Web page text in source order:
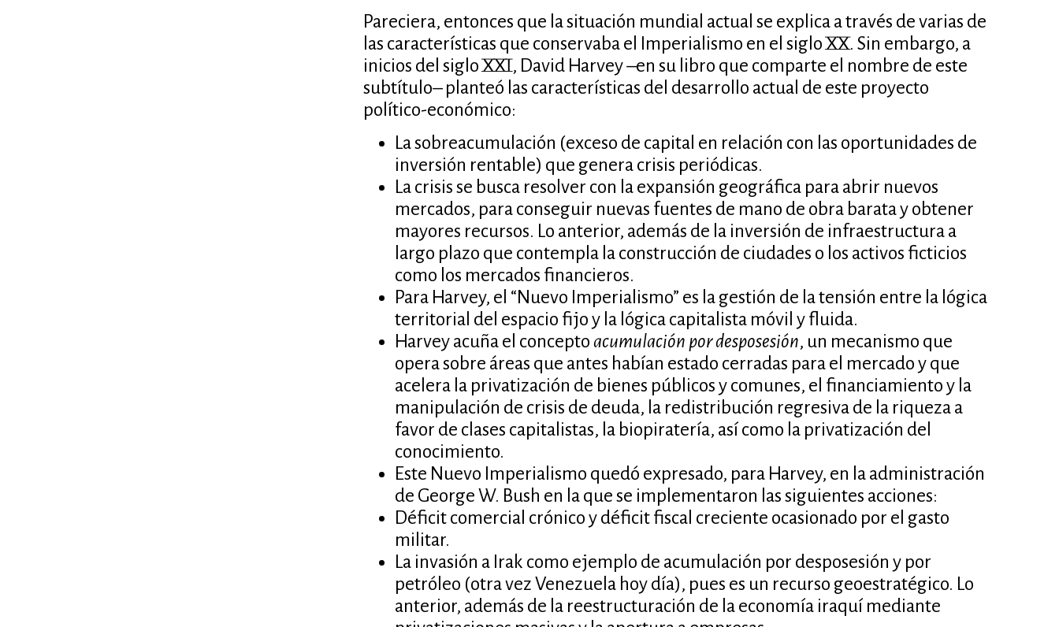
Pareciera, entonces que la situación mundial actual se explica a través de varias de
las características que conservaba el Imperialismo en el siglo XX. Sin embargo, a
inicios del siglo XXI, David Harvey –en su libro que comparte el nombre de este
subtítulo– planteó las características del desarrollo actual de este proyecto
político-económico:
La sobreacumulación (exceso de capital en relación con las oportunidades de
inversión rentable) que genera crisis periódicas.
La crisis se busca resolver con la expansión geográfica para abrir nuevos
mercados, para conseguir nuevas fuentes de mano de obra barata y obtener
mayores recursos. Lo anterior, además de la inversión de infraestructura a
largo plazo que contempla la construcción de ciudades o los activos ficticios
como los mercados financieros.
Para Harvey, el “Nuevo Imperialismo” es la gestión de la tensión entre la lógica
territorial del espacio fijo y la lógica capitalista móvil y fluida.
Harvey acuña el concepto acumulación por desposesión, un mecanismo que
opera sobre áreas que antes habían estado cerradas para el mercado y que
acelera la privatización de bienes públicos y comunes, el financiamiento y la
manipulación de crisis de deuda, la redistribución regresiva de la riqueza a
favor de clases capitalistas, la biopiratería, así como la privatización del
conocimiento.
Este Nuevo Imperialismo quedó expresado, para Harvey, en la administración
de George W. Bush en la que se implementaron las siguientes acciones:
Déficit comercial crónico y déficit fiscal creciente ocasionado por el gasto
militar.
La invasión a Irak como ejemplo de acumulación por desposesión y por
petróleo (otra vez Venezuela hoy día), pues es un recurso geoestratégico. Lo
anterior, además de la reestructuración de la economía iraquí mediante